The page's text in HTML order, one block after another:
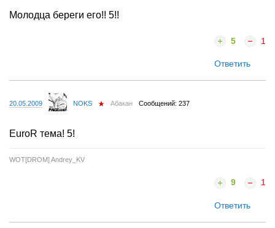
Молодца береги его!! 5!!
5 1
Ответить
20.05.2009 NOKS Абакан Сообщений: 237
EuroR тема! 5!
WOT[DROM] Andrey_KV
9 1
Ответить